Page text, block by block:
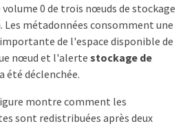
0 de trois nœuds de stockage
métadonnées consomment une
de l'espace disponible de
nœud et l'alerte stockage de
été déclenchée.
montre comment les
sont redistribuées après deux